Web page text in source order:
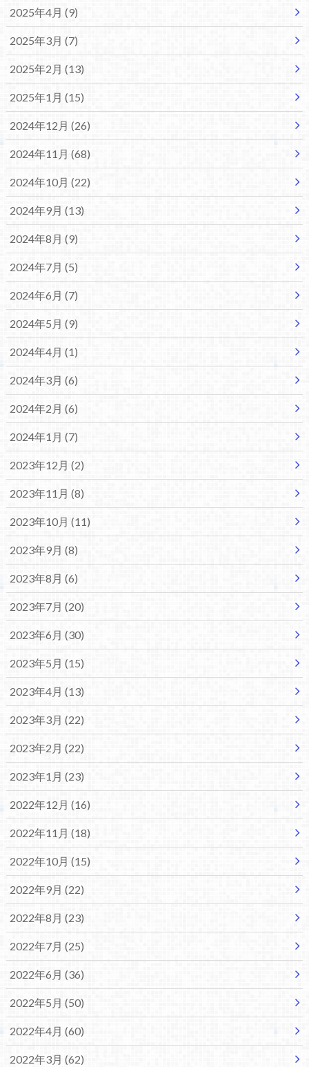
2025年4月 (9)
2025年3月 (7)
2025年2月 (13)
2025年1月 (15)
2024年12月 (26)
2024年11月 (68)
2024年10月 (22)
2024年9月 (13)
2024年8月 (9)
2024年7月 (5)
2024年6月 (7)
2024年5月 (9)
2024年4月 (1)
2024年3月 (6)
2024年2月 (6)
2024年1月 (7)
2023年12月 (2)
2023年11月 (8)
2023年10月 (11)
2023年9月 (8)
2023年8月 (6)
2023年7月 (20)
2023年6月 (30)
2023年5月 (15)
2023年4月 (13)
2023年3月 (22)
2023年2月 (22)
2023年1月 (23)
2022年12月 (16)
2022年11月 (18)
2022年10月 (15)
2022年9月 (22)
2022年8月 (23)
2022年7月 (25)
2022年6月 (36)
2022年5月 (50)
2022年4月 (60)
2022年3月 (62)